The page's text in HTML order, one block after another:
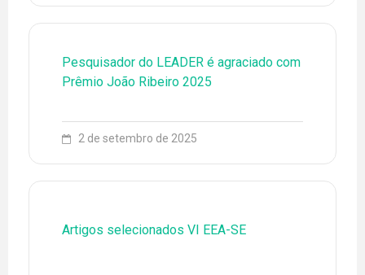
Pesquisador do LEADER é agraciado com
Prêmio João Ribeiro 2025
2 de setembro de 2025
Artigos selecionados VI EEA-SE